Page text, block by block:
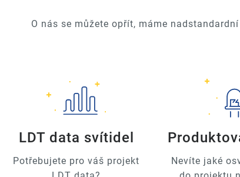
O nás se můžete opřít, máme
LDT data svítidel
Potřebujete pro váš projekt
Nevíte jaké